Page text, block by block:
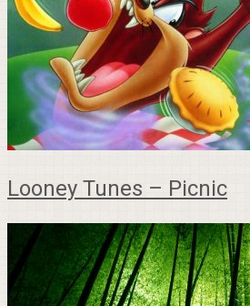
Looney Tunes – Picnic